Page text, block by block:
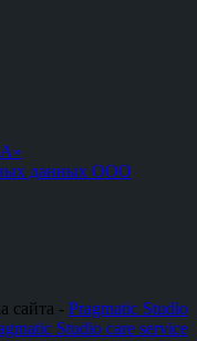
данных ООО
сайта - Pragmatic Studio
Studio care service